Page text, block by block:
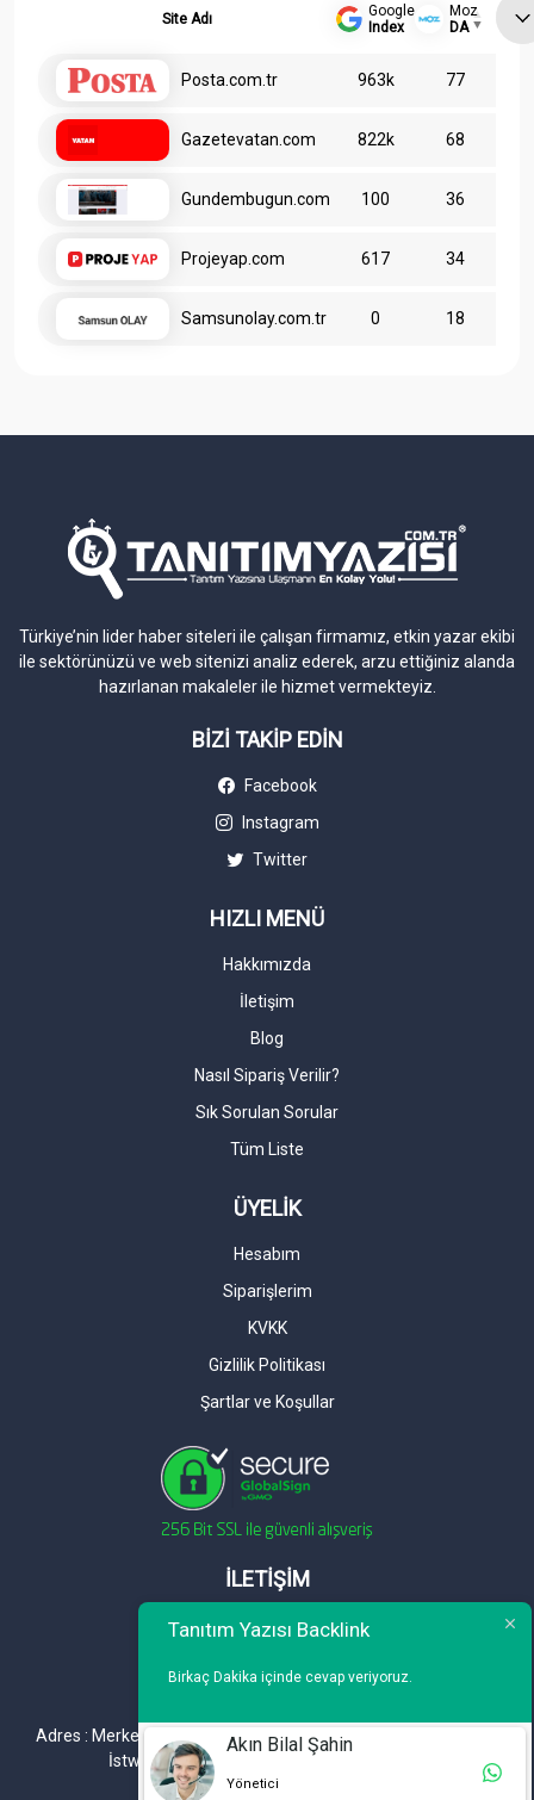
Site Adı
Google
Index
Moz
DA
Posta.com.tr 963k 77
Gazetevatan.com 822k 68
Gundembugun.com 100 36
Projeyap.com 617 34
Samsunolay.com.tr 0 18
Türkiye’nin lider haber siteleri ile çalışan firmamız, etkin yazar ekibi
ile sektörünüzü ve web sitenizi analiz ederek, arzu ettiğiniz alanda
hazırlanan makaleler ile hizmet vermekteyiz.
BİZİ TAKİP EDİN
Facebook
Instagram
Twitter
HIZLI MENÜ
Hakkımızda
İletişim
Blog
Nasıl Sipariş Verilir?
Sık Sorulan Sorular
Tüm Liste
ÜYELİK
Hesabım
Siparişlerim
KVKK
Gizlilik Politikası
Şartlar ve Koşullar
İLETİŞİM
Telefon : 0 212 461 75 87
Adres : Merkez Mh. DeğirmenBahçe Cd. A1 A Blok D : 19 Kat :1
İstwest Rezidans Bahçelievler / İSTANBUL
Tanıtım Yazısı Backlink
Birkaç Dakika içinde cevap veriyoruz.
Akın Bilal Şahin
Yönetici